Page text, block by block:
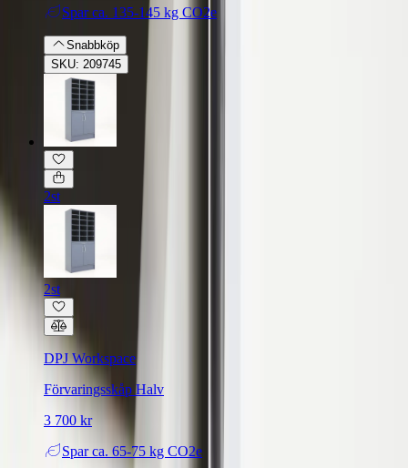
Spar ca. 135-145 kg CO2e
Snabbköp
SKU: 209745
2st
2st
DPJ Workspace
Förvaringsskåp Halv
3 700 kr
Spar ca. 65-75 kg CO2e